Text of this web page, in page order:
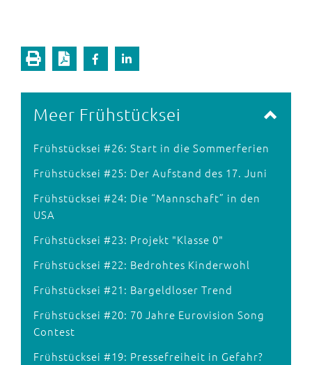
Meer Frühstücksei
Frühstücksei #26: Start in die Sommerferien
Frühstücksei #25: Der Aufstand des 17. Juni
Frühstücksei #24: Die “Mannschaft” in den
USA
Frühstücksei #23: Projekt "Klasse 0"
Frühstücksei #22: Bedrohtes Kinderwohl
Frühstücksei #21: Bargeldloser Trend
Frühstücksei #20: 70 Jahre Eurovision Song
Contest
Frühstücksei #19: Pressefreiheit in Gefahr?